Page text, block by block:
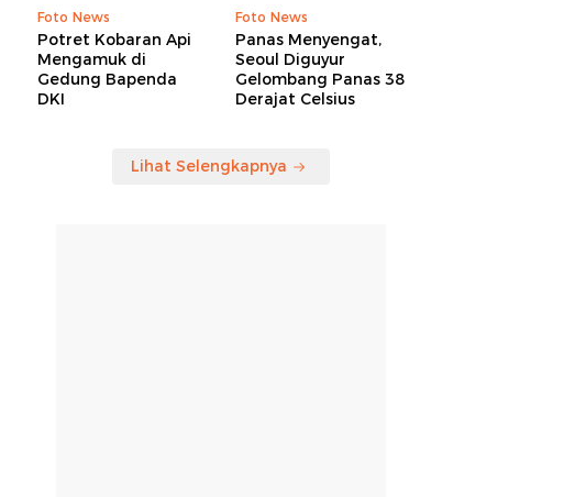
Foto News
Potret Kobaran Api
Mengamuk di
Gedung Bapenda
DKI
Foto News
Panas Menyengat,
Seoul Diguyur
Gelombang Panas 38
Derajat Celsius
Lihat Selengkapnya